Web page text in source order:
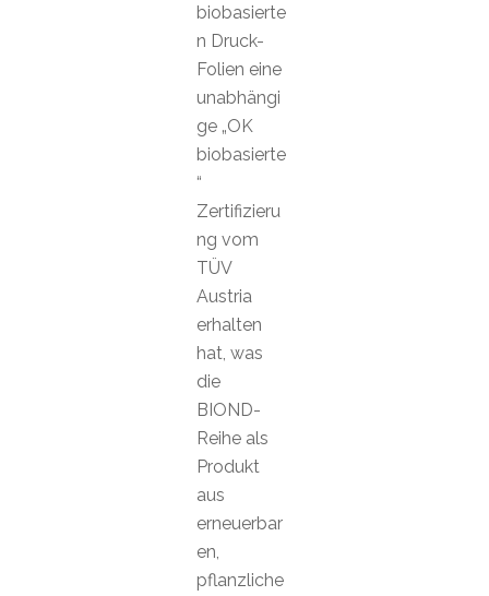
biobasierte
n Druck-
Folien eine
unabhängi
ge „OK
biobasierte
“
Zertifizieru
ng vom
TÜV
Austria
erhalten
hat, was
die
BIOND-
Reihe als
Produkt
aus
erneuerbar
en,
pflanzliche